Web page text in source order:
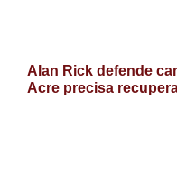
Alan Rick defende
Acre precisa